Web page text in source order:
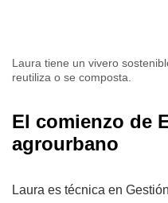
Laura tiene un vivero
reutiliza o se composta.
El comienzo de
agrourbano
Laura es técnica en